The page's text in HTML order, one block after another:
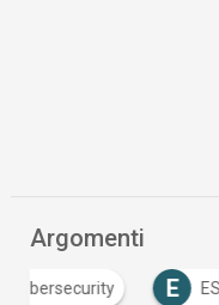
Argomenti
cybersecurity E